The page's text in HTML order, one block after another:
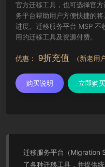
官方迁移工具，也可选择官
务平台帮助用户方便快捷的
进度。迁移服务平台 MSP 不
用的迁移工具及资源付费。
优惠： 9折充值 （新老用
购买说明 立即购买
迁移服务平台（Migration
了各种迁移工具，并提供